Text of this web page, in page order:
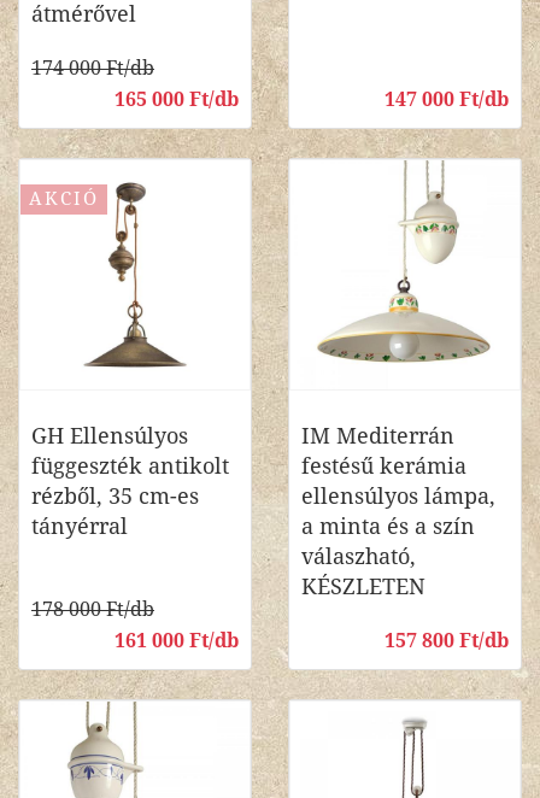
átmérővel
174 000 Ft/db
165 000 Ft/db
147 000 Ft/db
AKCIÓ
GH Ellensúlyos
függeszték antikolt
rézből, 35 cm-es
tányérral
178 000 Ft/db
161 000 Ft/db
IM Mediterrán
festésű kerámia
ellensúlyos lámpa,
a minta és a szín
válaszható,
KÉSZLETEN
157 800 Ft/db